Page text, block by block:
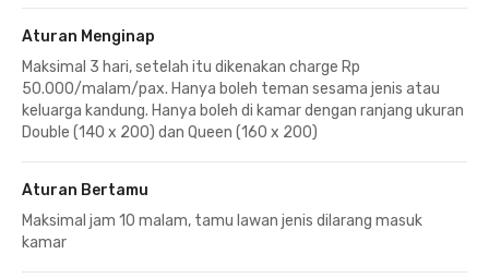
Aturan Menginap
Maksimal 3 hari, setelah itu dikenakan charge Rp
50.000/malam/pax. Hanya boleh teman sesama jenis atau
keluarga kandung. Hanya boleh di kamar dengan ranjang ukuran
Double (140 x 200) dan Queen (160 x 200)
Aturan Bertamu
Maksimal jam 10 malam, tamu lawan jenis dilarang masuk
kamar